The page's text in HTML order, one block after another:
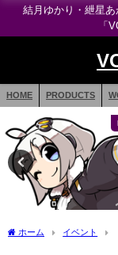
結月ゆかり・紲星
「
HOME PRODUCTS
ホーム イベント